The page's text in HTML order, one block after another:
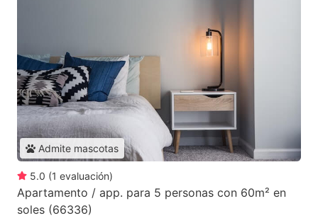
Admite mascotas
5.0 (1 evaluación)
Apartamento / app. para 5 personas con 60m² en
soles (66336)